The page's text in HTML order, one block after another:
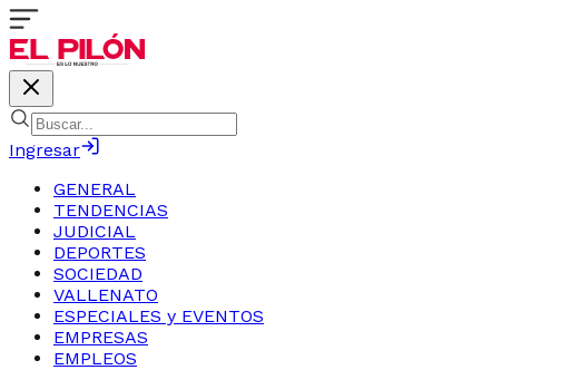
Ingresar
GENERAL
TENDENCIAS
JUDICIAL
DEPORTES
SOCIEDAD
VALLENATO
ESPECIALES y EVENTOS
EMPRESAS
EMPLEOS